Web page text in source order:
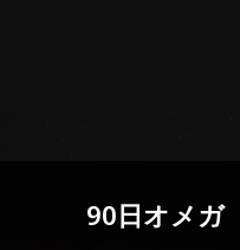
90日オメガ